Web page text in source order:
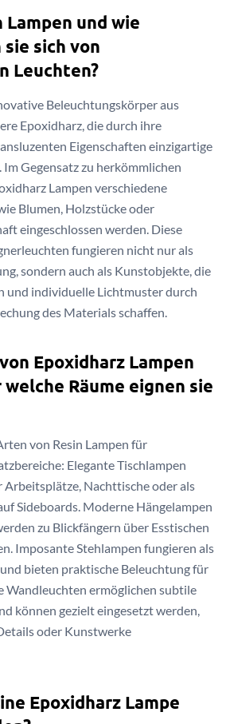
Lampen und wie
sich von
Leuchten?
Beleuchtungskörper aus
Epoxidharz, die durch ihre
Eigenschaften einzigartige
Gegensatz zu herkömmlichen
Lampen verschiedene
Blumen, Holzstücke oder
eingeschlossen werden. Diese
fungieren nicht nur als
sondern auch als Kunstobjekte, die
und individuelle Lichtmuster durch
des Materials schaffen.
Epoxidharz Lampen
Räume eignen sie
von Resin Lampen für
Elegante Tischlampen
Arbeitsplätze, Nachttische oder als
Sideboards. Moderne Hängelampen
zu Blickfängern über Esstischen
Imposante Stehlampen fungieren als
bieten praktische Beleuchtung für
Wandleuchten ermöglichen subtile
können gezielt eingesetzt werden,
oder Kunstwerke
Epoxidharz Lampe